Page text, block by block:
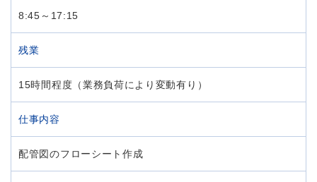
8:45～17:15
残業
15時間程度（業務負荷により変動有り）
仕事内容
配管図のフローシート作成